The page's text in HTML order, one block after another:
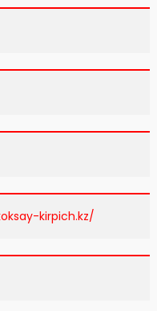
kirpich.kz/